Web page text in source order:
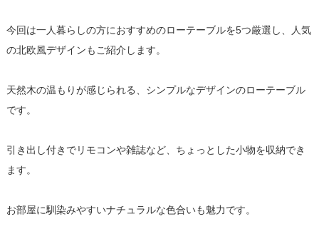
今回は一人暮らしの方におすすめのローテーブルを5つ厳選し、人気
の北欧風デザインもご紹介します。
天然木の温もりが感じられる、シンプルなデザインのローテーブル
です。
引き出し付きでリモコンや雑誌など、ちょっとした小物を収納でき
ます。
お部屋に馴染みやすいナチュラルな色合いも魅力です。